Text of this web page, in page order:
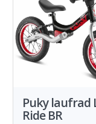
Puky laufrad
Ride BR